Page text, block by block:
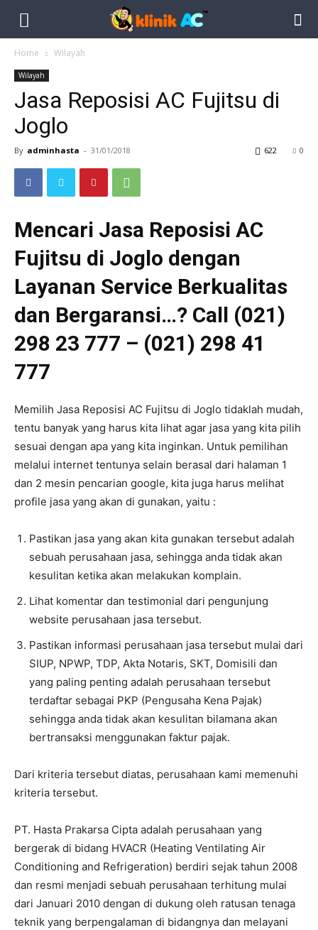
Home Wilayah
Wilayah
Jasa Reposisi AC Fujitsu di
Joglo
By adminhasta - 31/01/2018 0
622
Mencari Jasa Reposisi AC
Fujitsu di Joglo dengan
Layanan Service Berkualitas
dan Bergaransi…? Call (021)
298 23 777 – (021) 298 41
777
Memilih Jasa Reposisi AC Fujitsu di Joglo tidaklah mudah,
tentu banyak yang harus kita lihat agar jasa yang kita pilih
sesuai dengan apa yang kita inginkan. Untuk pemilihan
melalui internet tentunya selain berasal dari halaman 1
dan 2 mesin pencarian google, kita juga harus melihat
profile jasa yang akan di gunakan, yaitu :
Pastikan jasa yang akan kita gunakan tersebut adalah
sebuah perusahaan jasa, sehingga anda tidak akan
kesulitan ketika akan melakukan komplain.
Lihat komentar dan testimonial dari pengunjung
website perusahaan jasa tersebut.
Pastikan informasi perusahaan jasa tersebut mulai dari
SIUP, NPWP, TDP, Akta Notaris, SKT, Domisili dan
yang paling penting adalah perusahaan tersebut
terdaftar sebagai PKP (Pengusaha Kena Pajak)
sehingga anda tidak akan kesulitan bilamana akan
bertransaksi menggunakan faktur pajak.
Dari kriteria tersebut diatas, perusahaan kami memenuhi
kriteria tersebut.
PT. Hasta Prakarsa Cipta adalah perusahaan yang
bergerak di bidang HVACR (Heating Ventilating Air
Conditioning and Refrigeration) berdiri sejak tahun 2008
dan resmi menjadi sebuah perusahaan terhitung mulai
dari Januari 2010 dengan di dukung oleh ratusan tenaga
teknik yang berpengalaman di bidangnya dan melayani